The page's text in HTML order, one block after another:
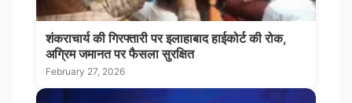
शंकराचार्य की गिरफ्तारी पर इलाहाबाद हाईकोर्ट की रोक,
अग्रिम जमानत पर फैसला सुरक्षित
February 27, 2026